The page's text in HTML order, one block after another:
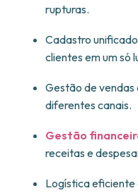
rupturas.
Cadastro
clientes em um só
Gestão de
diferentes canais.
Gestão
receitas e
Logística eficiente